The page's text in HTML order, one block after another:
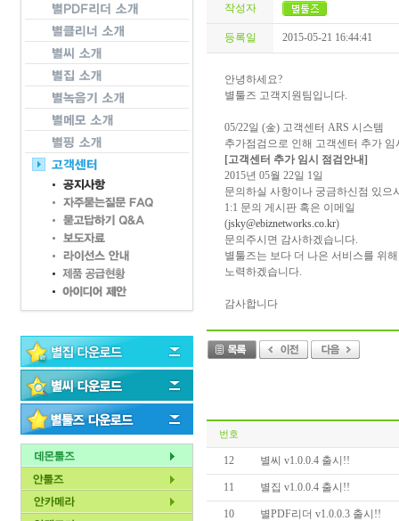
작성자
등록일 2015-05-21 16:44:41
안녕하세요?
별툴즈 고객지원팀입니다.
05/22일 (金) 고객센터 ARS 시스템
추가점검으로 인해 고객센터 추가
[고객센터 추가 임시 점검안내]
2015년 05월 22일 1일
문의하실 사항이나 궁금하신점 있으
1:1 문의 게시판 혹은 이메일
(jsky@ebiznetworks.co.kr)
문의주시면 감사하겠습니다.
별툴즈는 보다 더 나은 서비스를 위해
노력하겠습니다.
감사합니다
번호
12 별씨 v1.0.0.4 출시!!
11 별집 v1.0.0.4 출시!!
10 별PDF리더 v1.0.0.3 출시!!